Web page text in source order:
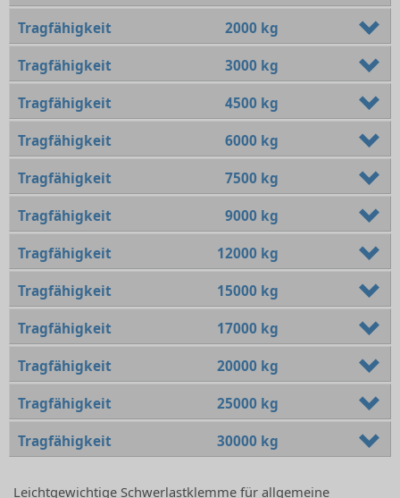
Tragfähigkeit 2000 kg
Tragfähigkeit 3000 kg
Tragfähigkeit 4500 kg
Tragfähigkeit 6000 kg
Tragfähigkeit 7500 kg
Tragfähigkeit 9000 kg
Tragfähigkeit 12000 kg
Tragfähigkeit 15000 kg
Tragfähigkeit 17000 kg
Tragfähigkeit 20000 kg
Tragfähigkeit 25000 kg
Tragfähigkeit 30000 kg
Leichtgewichtige Schwerlastklemme für allgemeine